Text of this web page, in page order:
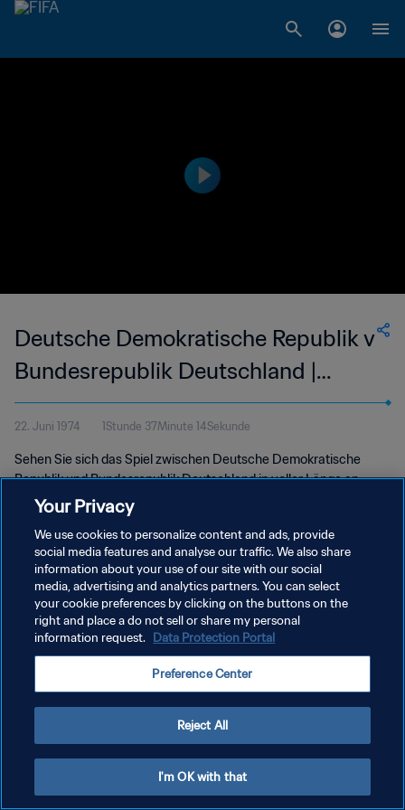
Deutsche Demokratische Republik v
Bundesrepublik Deutschland |
Gruppenphase | FIFA Fussball-
Weltmeisterschaft Deutschland
1974™ | Spiel in voller Länge
22. Juni 1974 1Stunde 37Minute 14Sekunde
Sehen Sie sich das Spiel zwischen Deutsche Demokratische
Republik und Bundesrepublik Deutschland in voller Länge an.
Volksparkstadion, Hamburg, Samstag, 22. Juni 1974.
DATENSCHUTZ
NUTZUNGSBEDINGUNGEN
COOKIE-EINSTELLUNGEN VERWALTEN
Copyright © 1994 - 2026 FIFA. Alle Rechte vorbehalten.
Your Privacy
We use cookies to personalize content and ads, provide
social media features and analyse our traffic. We also share
information about your use of our site with our social
media, advertising and analytics partners. You can select
your cookie preferences by clicking on the buttons on the
right and place a do not sell or share my personal
information request. Data Protection Portal
Preference Center
Reject All
I'm OK with that